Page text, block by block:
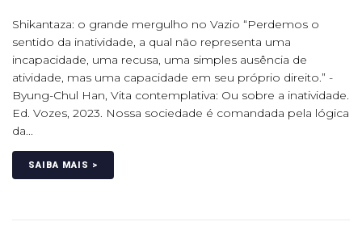
Shikantaza: o grande mergulho no Vazio “Perdemos o
sentido da inatividade, a qual não representa uma
incapacidade, uma recusa, uma simples ausência de
atividade, mas uma capacidade em seu próprio direito.” -
Byung-Chul Han, Vita contemplativa: Ou sobre a inatividade.
Ed. Vozes, 2023. Nossa sociedade é comandada pela lógica
da...
SAIBA MAIS >